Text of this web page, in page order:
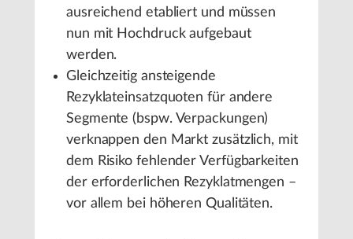
ausreichend etabliert und müssen
nun mit Hochdruck aufgebaut
werden.
Gleichzeitig ansteigende
Rezyklateinsatzquoten für andere
Segmente (bspw. Verpackungen)
verknappen den Markt zusätzlich, mit
dem Risiko fehlender Verfügbarkeiten
der erforderlichen Rezyklatmengen –
vor allem bei höheren Qualitäten.